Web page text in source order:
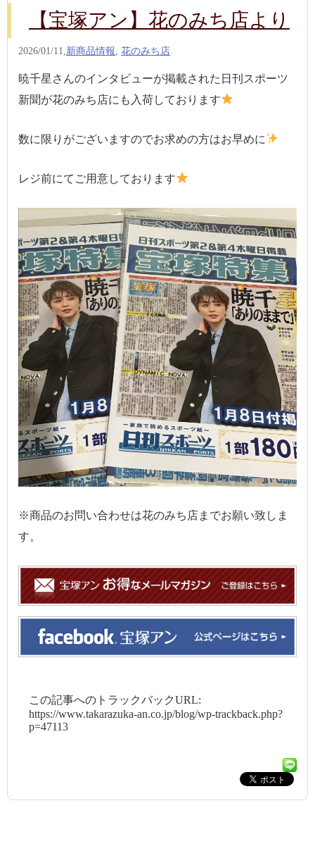
【宝塚アン】花のみち店より
2026/01/11, 新商品情報 花のみち店
暁千星さんのインタビューが掲載された日刊スポーツ
新聞が花のみち店にも入荷しております
数に限りがございますのでお求めの方はお早めに
レジ前にてご用意しております
※商品のお問い合わせは花のみち店までお願い致しま
す。
この記事へのトラックバックURL:
https://www.takarazuka-an.co.jp/blog/wp-trackback.php?
p=47113